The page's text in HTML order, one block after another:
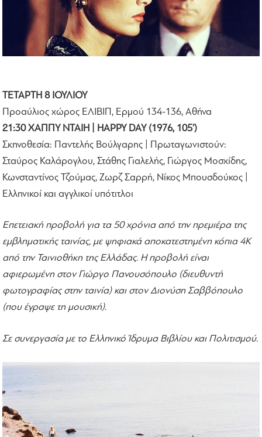
ΤΕΤΑΡΤΗ 8 ΙΟΥΛΙΟΥ
Προαύλιος χώρος ΕΛΙΒΙΠ, Ερμού 134-136, Αθήνα
21:30 ΧΑΠΠΥ ΝΤΑΙΗ | HAPPY DAY (1976, 105’)
Σκηνοθεσία: Παντελής Βούλγαρης | Πρωταγωνιστούν:
Σταύρος Καλάρογλου, Στάθης Γιαλελής, Γιώργος Μοσχίδης,
Κωνσταντίνος Τζούμας, Ζωρζ Σαρρή, Νίκος Μπουσδούκος |
Ελληνικοί και αγγλικοί υπότιτλοι
Επετειακή προβολή για τα 50 χρόνια από την πρεμιέρα της
εμβληματικής ταινίας, με ψηφιακά αποκατεστημένη κόπια 4Κ
από την Ταινιοθήκη της Ελλάδας. Η προβολή είναι
αφιερωμένη στον Γιώργο Πανουσόπουλο (διευθυντή
φωτογραφίας στην ταινία) και στον Διονύση Σαββόπουλο
(που έγραψε τη μουσική).
Σε συνεργασία με το Ελληνικό Ίδρυμα Βιβλίου και Πολιτισμού.